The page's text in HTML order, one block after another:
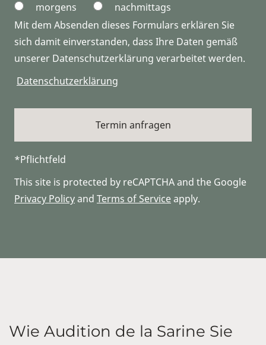
morgens
nachmittags
Mit dem Absenden dieses Formulars erklären Sie
sich damit einverstanden, dass Ihre Daten gemäß
unserer Datenschutzerklärung verarbeitet werden.
Datenschutzerklärung
*Pflichtfeld
This site is protected by reCAPTCHA and the Google
Privacy Policyand Terms of Serviceapply.
Wie Audition de la Sarine Sie